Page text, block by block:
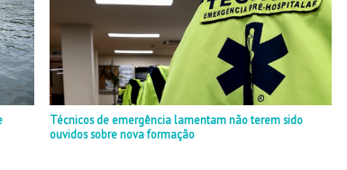
Técnicos de emergência lamentam não terem sido
ouvidos sobre nova formação